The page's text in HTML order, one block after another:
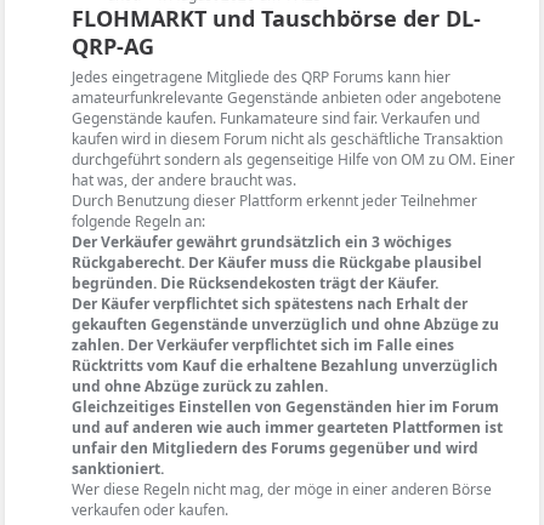
e
B
e
i
t
r
ä
g
e
t
z
t
e
B
e
i
t
r
ä
g
e
FLOHMARKT und Tauschbörse der DL-
QRP-AG
Jedes eingetragene Mitgliede des QRP Forums kann hier
amateurfunkrelevante Gegenstände anbieten oder angebotene
Gegenstände kaufen. Funkamateure sind fair. Verkaufen und
kaufen wird in diesem Forum nicht als geschäftliche Transaktion
durchgeführt sondern als gegenseitige Hilfe von OM zu OM. Einer
hat was, der andere braucht was.
Durch Benutzung dieser Plattform erkennt jeder Teilnehmer
folgende Regeln an:
Der Verkäufer gewährt grundsätzlich ein 3 wöchiges
Rückgaberecht. Der Käufer muss die Rückgabe plausibel
begründen. Die Rücksendekosten trägt der Käufer.
Der Käufer verpflichtet sich spätestens nach Erhalt der
gekauften Gegenstände unverzüglich und ohne Abzüge zu
zahlen. Der Verkäufer verpflichtet sich im Falle eines
Rücktritts vom Kauf die erhaltene Bezahlung unverzüglich
und ohne Abzüge zurück zu zahlen.
Gleichzeitiges Einstellen von Gegenständen hier im Forum
und auf anderen wie auch immer gearteten Plattformen ist
unfair den Mitgliedern des Forums gegenüber und wird
sanktioniert.
Wer diese Regeln nicht mag, der möge in einer anderen Börse
verkaufen oder kaufen.